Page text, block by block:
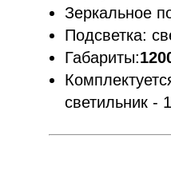
Зеркальное
Подсветка:
Габариты:
светильник -